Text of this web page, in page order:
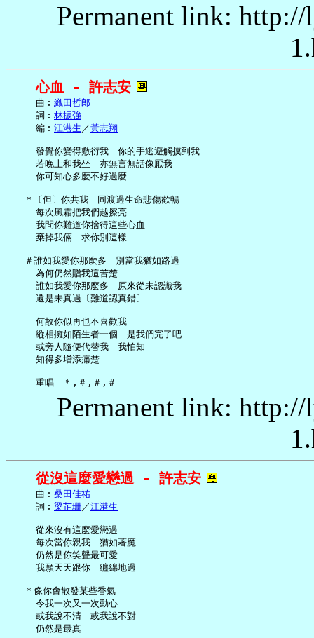
Permanent link:
心血 - 許志安
     曲︰
織田哲郎
     詞︰
林振強
     編︰
江港生 ／黃志翔
     發覺你變得敷衍我　你的手逃避觸摸到我
     若晚上和我坐　亦無言無話像厭我
     你可知心多麼不好過麼
   ＊〔但〕你共我　同渡過生命悲傷歡暢
     每次風霜把我們越擦亮
     我問你難道你捨得這些心血
     棄掉我倆　求你別這樣
   ＃誰如我愛你那麼多　別當我猶如路過
     為何仍然贈我這苦楚
     誰如我愛你那麼多　原來從未認識我
     還是未真過〔難道認真錯〕
     何故你似再也不喜歡我
     縱相擁如陌生者一個　是我們完了吧
     或旁人隨便代替我　我怕知
     知得多增添痛楚
Permanent link:
從沒這麼愛戀過 - 許志安
     曲︰
桑田佳祐
     詞︰
梁芷珊／江港生
     從來沒有這麼愛戀過
     每次當你親我　猶如著魔
     仍然是你笑聲最可愛
     我願天天跟你　纏綿地過
   ＊像你會散發某些香氣
     令我一次又一次動心
     或我說不清　或我說不對
     仍然是最真